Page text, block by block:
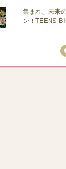
集まれ、未来
ン！TEENS